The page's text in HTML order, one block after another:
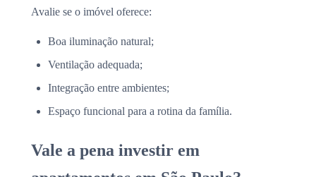
Avalie se o imóvel oferece:
Boa iluminação natural;
Ventilação adequada;
Integração entre ambientes;
Espaço funcional para a rotina da família.
Vale a pena investir em